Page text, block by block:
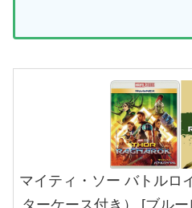
マイティ・ソー バトルロ
ターケース付き） [ブル